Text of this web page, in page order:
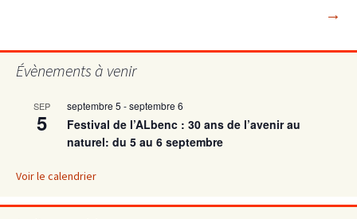
articles
→
Évènements à venir
SEP
5
septembre 5 -septembre 6
Festival de l’ALbenc : 30 ans de l’avenir au
naturel: du 5 au 6 septembre
Voir le calendrier